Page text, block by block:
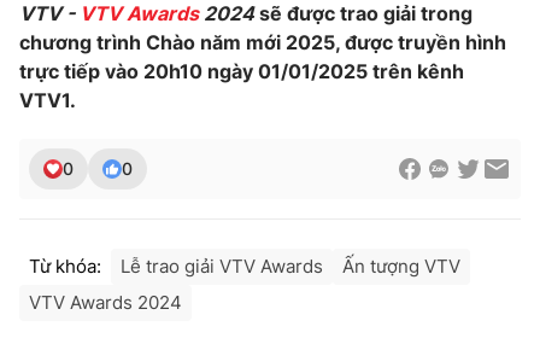
VTV - VTV Awards2024sẽ được trao giải trong
chương trình Chào năm mới 2025, được truyền hình
trực tiếp vào 20h10 ngày 01/01/2025 trên kênh
VTV1.
0 0
Từ khóa: Lễ trao giải VTV Awards
Ấn tượng VTV
VTV Awards 2024